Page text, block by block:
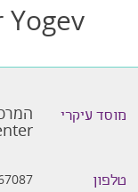
Yogev
מוסד עיקרי
טלפון